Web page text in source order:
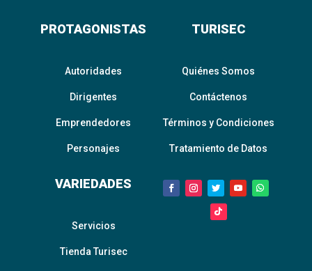
PROTAGONISTAS
Autoridades
Dirigentes
Emprendedores
Personajes
VARIEDADES
Servicios
Tienda Turisec
TURISEC
Quiénes Somos
Contáctenos
Términos y Condiciones
Tratamiento de Datos